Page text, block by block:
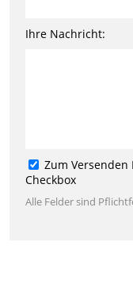
Ihre Nachricht:
Zum
Checkbox
Alle Felder sind